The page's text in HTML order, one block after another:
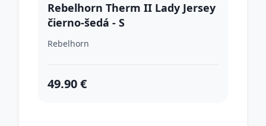
Rebelhorn Therm II Lady Jersey
čierno-šedá - S
Rebelhorn
49.90 €